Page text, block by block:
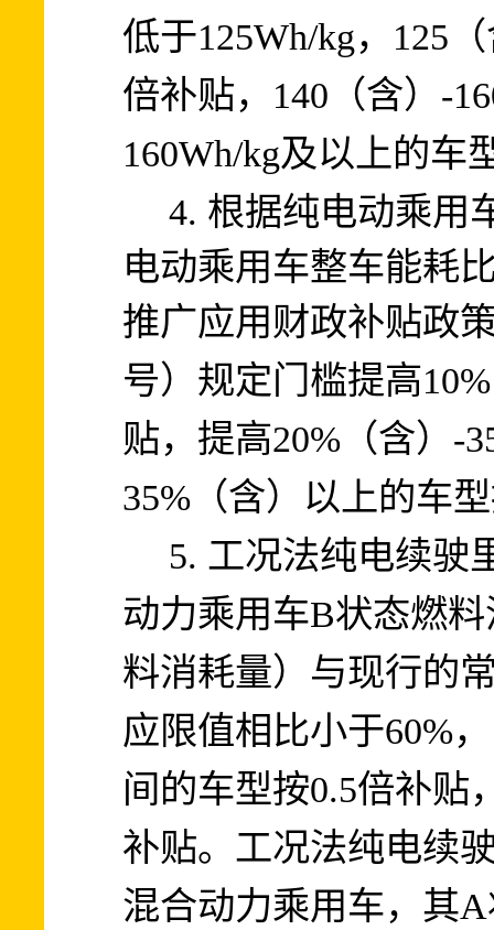
低于125Wh/kg， 125
倍补贴， 140 （含） -
160Wh/kg及以上的车
4. 根据纯电动乘用
电动乘用车整车能耗
推广应用财政补贴政
号）规定门槛提高10%
贴，提高20%（含） -
35%（含）以上的车
5. 工况法纯电续驶
动力乘用车B状态燃
料消耗量）与现行的
应限值相比小于60%
间的车型按0.5倍补贴
补贴。工况法纯电续
混合动力乘用车，其A